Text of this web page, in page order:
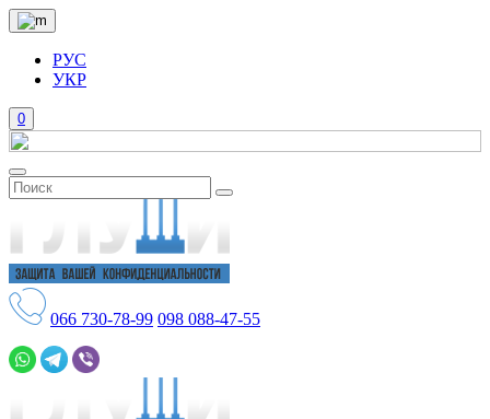
РУС
УКР
0
066 730-78-99 098 088-47-55